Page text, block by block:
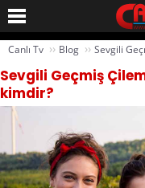
Canlı Tv ›› Blog ›› Sevgili
Sevgili Geçmiş
kimdir?